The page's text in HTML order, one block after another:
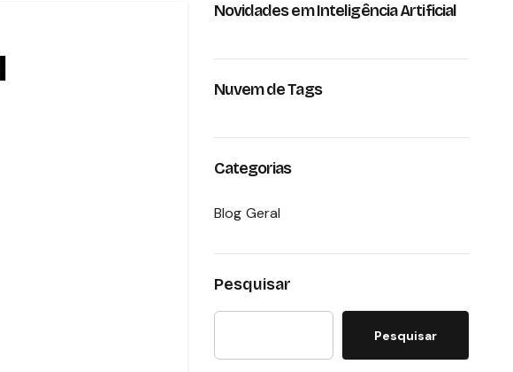
Novidades em Inteligência Artificial
Nuvem de Tags
Categorias
Blog Geral
Pesquisar
Pesquisar